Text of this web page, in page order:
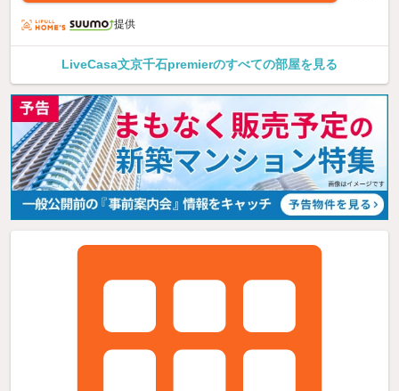
提供
LiveCasa文京千石premierのすべての部屋を見る